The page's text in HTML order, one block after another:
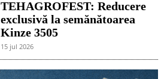
TEHAGROFEST: Reducere
exclusivă la semănătoarea
Kinze 3505
15 jul 2026